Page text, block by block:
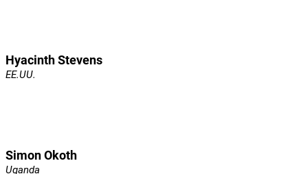
Hyacinth Stevens
EE.UU.
Simon Okoth
Uganda